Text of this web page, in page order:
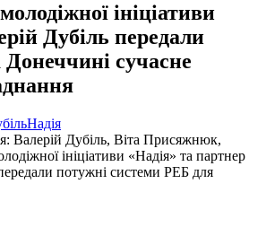
ініціативи
Дубіль передали
Донеччині сучасне
Надія